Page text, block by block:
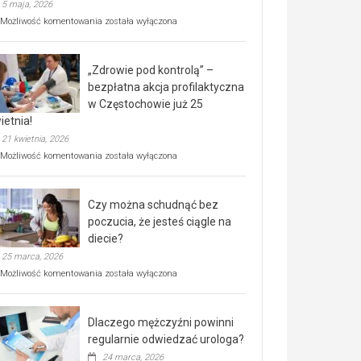
5 maja, 2026
Możliwość komentowania Rusza
rehabilitacji
dla
seniorów!
została wyłączona
„Zdrowie pod kontrolą” –
bezpłatna akcja profilaktyczna
w Częstochowie już 25
21 kwietnia, 2026
Możliwość komentowania „Zdrowie
bezpłatna
akcja
profilaktyczna
w
już
kwietnia!
została wyłączona
Czy można schudnąć bez
poczucia, że jesteś ciągle na
diecie?
25 marca, 2026
Możliwość komentowania Czy
poczucia,
że
została wyłączona
Dlaczego mężczyźni powinni
regularnie odwiedzać urologa?
24 marca, 2026